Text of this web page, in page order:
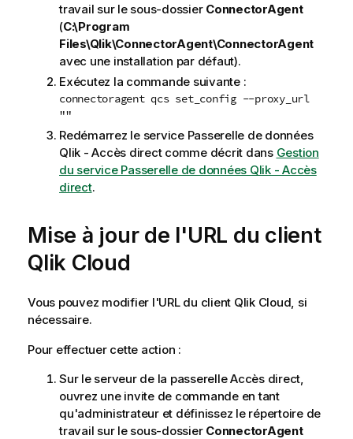
travail sur le sous-dossier ConnectorAgent
(C:\Program
Files\Qlik\ConnectorAgent\ConnectorAgent
avec une installation par défaut).
Exécutez la commande suivante :
connectoragent qcs set_config --proxy_url
""
Redémarrez le service Passerelle de données
Qlik - Accès directcomme décrit dans Gestion
du service Passerelle de données Qlik - Accès
direct.
Mise à jour de l'URL du client
Qlik Cloud
Vous pouvez modifier l'URL du client Qlik Cloud, si
nécessaire.
Pour effectuer cette action :
Sur le serveur de la passerelle Accès direct,
ouvrez une invite de commande en tant
qu'administrateur et définissez le répertoire de
travail sur le sous-dossier ConnectorAgent